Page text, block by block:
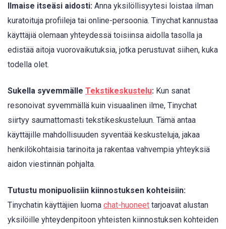
Ilmaise itseäsi aidosti: Anna yksilöllisyytesi loistaa ilman
kuratoituja profiileja tai online-persoonia. Tinychat kannustaa
käyttäjiä olemaan yhteydessä toisiinsa aidolla tasolla ja
edistää aitoja vuorovaikutuksia, jotka perustuvat siihen, kuka
todella olet.
Sukella syvemmälle Tekstikeskustelu: Kun sanat
resonoivat syvemmällä kuin visuaalinen ilme, Tinychat
siirtyy saumattomasti tekstikeskusteluun. Tämä antaa
käyttäjille mahdollisuuden syventää keskusteluja, jakaa
henkilökohtaisia tarinoita ja rakentaa vahvempia yhteyksiä
aidon viestinnän pohjalta.
Tutustu monipuolisiin kiinnostuksen kohteisiin:
Tinychatin käyttäjien luoma chat-huoneet tarjoavat alustan
yksilöille yhteydenpitoon yhteisten kiinnostuksen kohteiden